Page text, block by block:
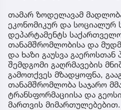
თამარ ზოდელავამ
ეკონომიკურ და სოციალურ
დეპარტამენტს
თანამშრომლობისა და
და ხაზი გაუსვა გაეროსთან
შემდგომი გაღრმავების
გამოთქვეს მზადყოფნა,
თანამშრომლობა საჯარო
ტრანსფორმაციისა და
მართვის მიმართულებებით.